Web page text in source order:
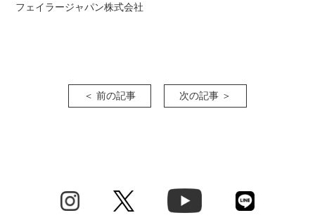
フェイラージャパン株式会社
＜ 前の記事 次の記事 ＞